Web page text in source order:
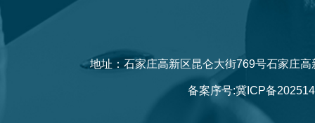
地址：石家庄高新区昆仑大街769号石家庄
备案序号:冀ICP备